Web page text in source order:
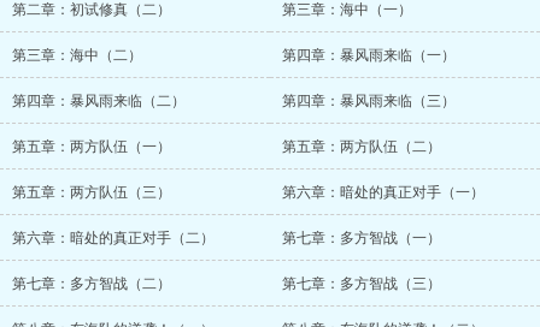
第二章：初试修真（二） 第三章：海中（一）
第三章：海中（二） 第四章：暴风雨来临（一）
第四章：暴风雨来临（二） 第四章：暴风雨来临（三）
第五章：两方队伍（一） 第五章：两方队伍（二）
第五章：两方队伍（三） 第六章：暗处的真正对手（一）
第六章：暗处的真正对手（二） 第七章：多方智战（一）
第七章：多方智战（二） 第七章：多方智战（三）